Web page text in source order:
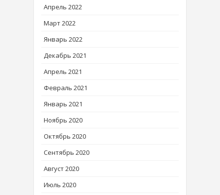
Апрель 2022
Март 2022
Январь 2022
Декабрь 2021
Апрель 2021
Февраль 2021
Январь 2021
Ноябрь 2020
Октябрь 2020
Сентябрь 2020
Август 2020
Июль 2020